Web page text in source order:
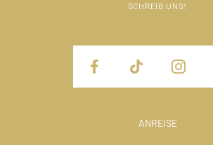
SCHREIB UNS!
ANREISE